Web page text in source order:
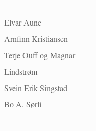
Elvar Aune
Arnfinn Kristiansen
Terje Ouff og Magnar
Lindstrøm
Svein Erik Singstad
Bo A. Sørli